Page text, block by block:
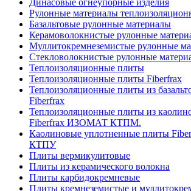
Рулонные материалы
Базальтовые рулонные материалы
Керамоволокнистые рулонные
Муллитокремнеземистые рулонные
Стекловолокнистые рулонные
Тепло­изоляционные плиты
Теплоизоляционные плиты Fiberfrax
Теплоизоляционные плиты из
Fiberfrax
Теплоизоляционные плиты из
Fiberfrax ИЗОМАТ КТПМ.
Каолиновые уплотненные плиты
КТПУ
Плиты вермикулитовые
Плиты из керамического волокна
Плиты карбидокремневые
Плиты кремнеземистые и